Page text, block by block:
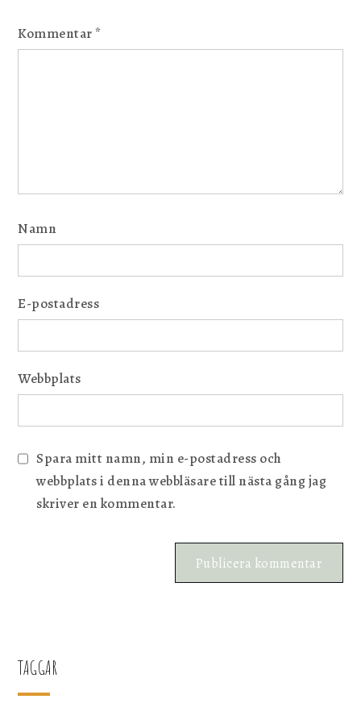
Kommentar*
Namn
E-postadress
Webbplats
Spara mitt namn, min e-postadress och
webbplats i denna webbläsare till nästa gång jag
skriver en kommentar.
TAGGAR